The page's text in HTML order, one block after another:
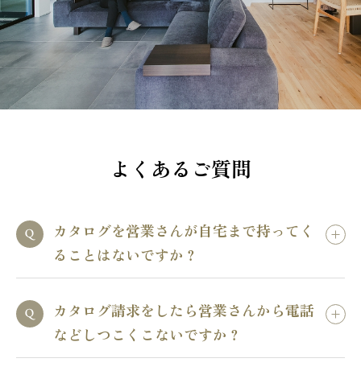
よくあるご質問
カタログを営業さんが自宅まで持ってく
ることはないですか？
カタログ請求をしたら営業さんから電話
などしつこくこないですか？